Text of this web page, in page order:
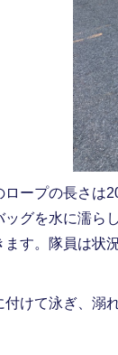
ープの長さは
グを水に濡ら
す。隊員は状
けて泳ぎ、溺